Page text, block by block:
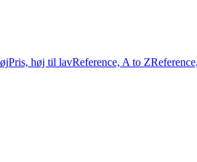
Pris, høj til lavReference, A to Z